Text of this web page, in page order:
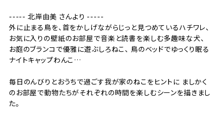
----- 北岸由美 さんより -----
外に止まる鳥を、首をかしげながらじっと見つめているハチワレ、
お気に入りの壁紙のお部屋で音楽と読書を楽しむ多趣味な犬、
お庭のブランコで優雅に遊ぶしろねこ、 鳥のベッドでゆっくり眠る
ナイトキャップわんこ…
毎日のんびりとおうちで過ごす我が家のねこをヒントに ましかく
のお部屋で動物たちがそれぞれの時間を楽しむシーンを描きまし
た。